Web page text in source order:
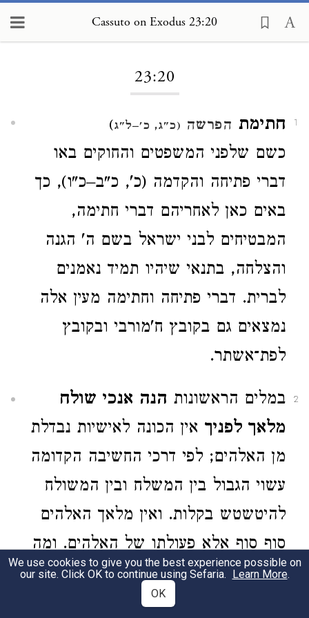
Cassuto on Exodus 23:20
23:20
1 חתימת הפרשה (כ"ג, כ'–ל"ג)
כשם שלפני המשפטים והחוקים באו
דברי פתיחה והקדמה (כ', כ"ב–כ"ו), כך
באים כאן לאחריהם דברי חתימה,
המבטיחים לבני ישראל בשם ה' הגנה
והצלחה, בתנאי שיהיו תמיד נאמנים
לברית. דברי פתיחה וחתימה מעין אלה
נמצאים גם בקובץ ח'מורבי ובקובץ
לפת־אשתר.
2 במלים הראשונות הנה אנכי שולח
מלאך לפניך אין הכונה לאישיות נבדלת
מן האלהים; לפי דרכי החשיבה הקדומה
עשוי הגבול בין המשלח ובין המשולח
להיטשטש בקלות. ואין מלאך האלהים
סוף סוף אלא פעולתו של האלהים. ומה
פירושה של שליחות מלאך ה' לפני
מישהו, למדים אנחנו ממקום אחר
We use cookies to give you the best experience possible on
our site. Click OK to continue using Sefaria. Learn More.
OK